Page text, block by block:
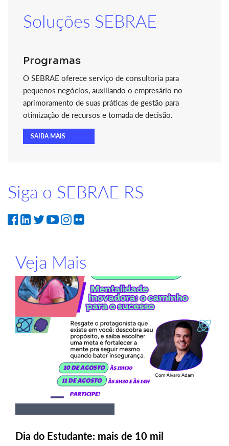
Soluções SEBRAE
Programas
O SEBRAE oferece serviço de consultoria para
pequenos negócios, auxiliando o empresário no
aprimoramento de suas práticas de gestão para
otimização de recursos e tomada de decisão.
SAIBA MAIS
Siga o SEBRAE RS
Veja Mais
Dia do Estudante: mais de 10 mil